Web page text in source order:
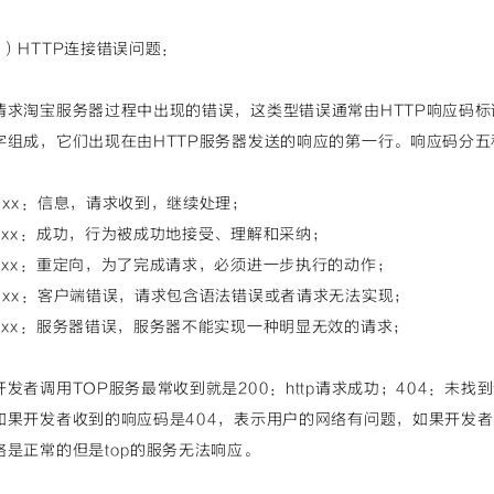
HTTP连接错误问题：
求淘宝服务器过程中出现的错误，这类型错误通常由HTTP响应码
组成，它们出现在由HTTP服务器发送的响应的第一行。响应码分
：信息，请求收到，继续处理；
：成功，行为被成功地接受、理解和采纳；
：重定向，为了完成请求，必须进一步执行的动作；
：客户端错误，请求包含语法错误或者请求无法实现；
：服务器错误，服务器不能实现一种明显无效的请求；
发者调用TOP服务最常收到就是200：http请求成功；404：未找
果开发者收到的响应码是404，表示用户的网络有问题，如果开发
是正常的但是top的服务无法响应。